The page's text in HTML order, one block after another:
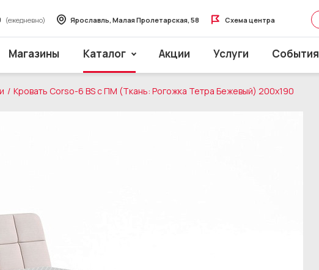
Магазины Каталог Акции Услуги События
(ежедневно) Ярославль, Малая Пролетарская, 58 Схема центра
Кровать Corso-6 BS с ПМ (Ткань: Рогожка Тетра Бежевый) 200x190